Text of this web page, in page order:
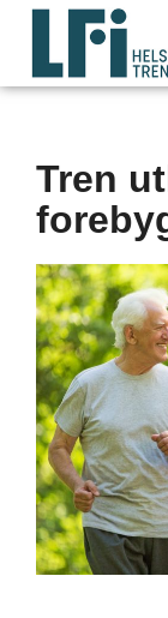
Tren